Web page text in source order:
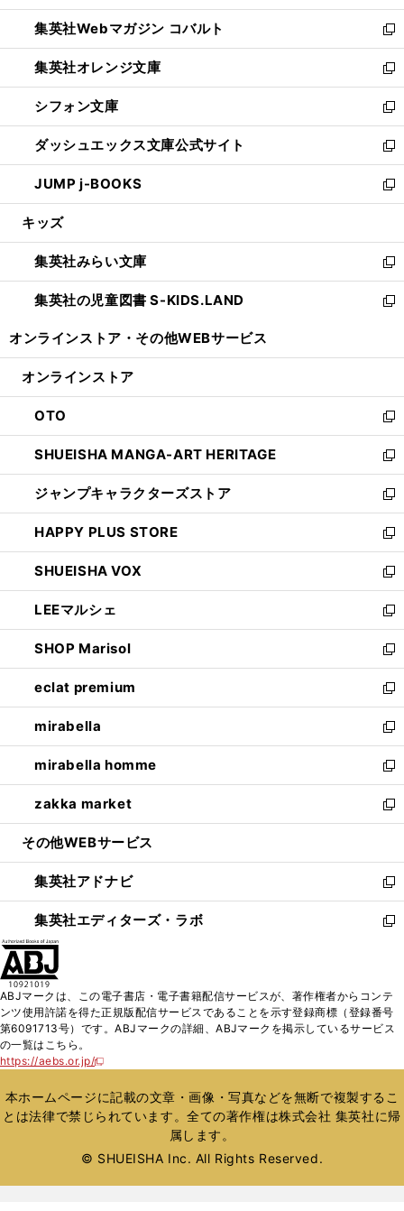
開
く
ウ
で
開
く
ン
ド
ウ
で
開
く
ウ
ィ
ン
ド
ウ
で
開
く
集英社Webマガジン コバルト
新
し
い
ウ
ィ
ン
ド
ウ
で
開
集英社オレンジ文庫
新
し
い
ウ
ィ
ン
ド
ウ
開
く
シフォン文庫
新
し
い
ウ
ィ
ン
ウ
で
開
く
ダッシュエックス文庫公式サイト
新
し
い
ウ
ン
ド
ウ
で
JUMP j-BOOKS
新
し
ウ
ィ
ン
ド
開
キッズ
集英社みらい文庫
新
し
い
ン
ウ
で
開
く
集英社の児童図書 S-KIDS.LAND
新
ウ
ン
ド
ウ
で
開
く
オンラインストア・ その他WEBサービス
オンラインストア
OTO
新
し
い
ウ
ィ
ン
ド
ウ
で
開
く
SHUEISHA MANGA-ART HERITAGE
新
し
い
ウ
ィ
ン
ド
ウ
で
開
く
ジャンプキャラクターズストア
新
し
い
ウ
ィ
ン
ド
ウ
で
開
く
HAPPY PLUS STORE
新
し
い
ウ
ィ
ン
ド
ウ
で
開
く
SHUEISHA VOX
新
し
い
ウ
ィ
ン
ド
ウ
で
開
く
LEEマルシェ
新
し
い
ウ
ィ
ン
ド
ウ
で
開
く
SHOP Marisol
新
し
い
ウ
ィ
ン
ド
ウ
で
開
eclat premium
新
し
い
ウ
ィ
ン
ド
ウ
開
く
mirabella
新
し
い
ウ
ィ
ン
ウ
で
開
く
mirabella homme
新
し
い
ウ
ン
ド
ウ
で
zakka market
新
し
ウ
ィ
ン
ド
く
その他WEBサービス
集英社アドナビ
新
し
い
ド
ウ
で
集英社エディターズ・ラボ
新
ィ
ン
ド
開
く
ABJマークは、この電子書店・電子書籍配信サービスが、著作権者からコンテ
ンツ使用許諾を得た正規版配信サービスであることを示す登録商標（登録番号
第6091713号）です。ABJマークの詳細、ABJマークを掲示しているサービス
の一覧はこちら。
https://aebs.or.jp/
新
い
ウ
ィ
ウ
本ホームページに記載の文章・画像・写真などを無断で複製するこ
とは法律で禁じられています。全ての著作権は株式会社 集英社に帰
属します。
© SHUEISHA Inc. All Rights Reserved.